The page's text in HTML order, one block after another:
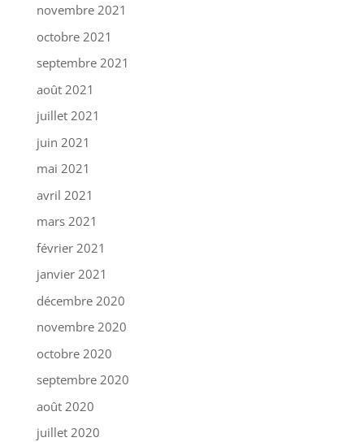
novembre 2021
octobre 2021
septembre 2021
août 2021
juillet 2021
juin 2021
mai 2021
avril 2021
mars 2021
février 2021
janvier 2021
décembre 2020
novembre 2020
octobre 2020
septembre 2020
août 2020
juillet 2020